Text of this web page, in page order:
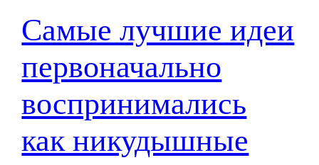
Самые лучшие идеи
первоначально
воспринимались
как никудышные